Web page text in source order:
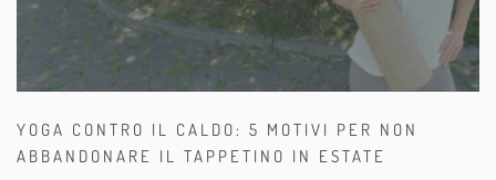
YOGA CONTRO IL CALDO: 5 MOTIVI PER NON
ABBANDONARE IL TAPPETINO IN ESTATE